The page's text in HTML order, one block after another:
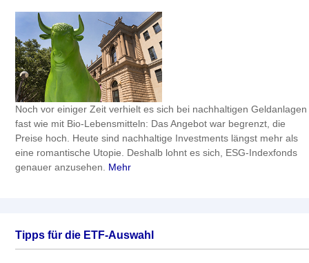
Noch vor einiger Zeit verhielt es sich bei nachhaltigen Geldanlagen
fast wie mit Bio-Lebensmitteln: Das Angebot war begrenzt, die
Preise hoch. Heute sind nachhaltige Investments längst mehr als
eine romantische Utopie. Deshalb lohnt es sich, ESG-Indexfonds
genauer anzusehen. Mehr
Tipps für die ETF-Auswahl